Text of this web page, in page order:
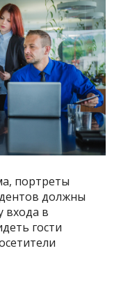
портреты
должны
входа в
гости